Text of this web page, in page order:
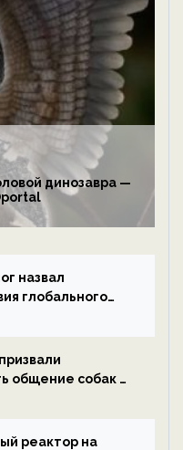
динозавра —
назвал
глобального
общение собак с
реактор на